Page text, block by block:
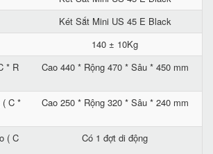
Két Sắt Mini US 45 E Black
140 ± 10Kg
* R
Cao 440 * Rộng 470 * Sâu * 450 mm
C *
Cao 250 * Rộng 320 * Sâu * 240 mm
( C
Có 1 đợt di động